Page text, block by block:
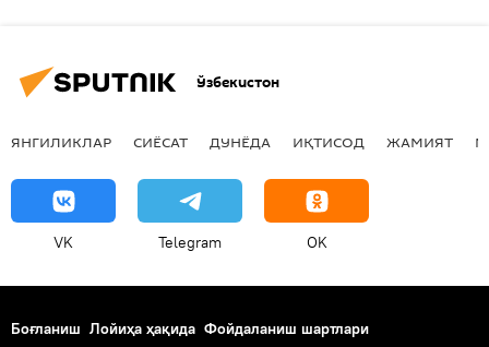
Ўзбекистон
ЯНГИЛИКЛАР СИЁСАТ ДУНЁДА ИҚТИСОД ЖАМИЯТ
VK Telegram OK
Боғланиш Лойиҳа ҳақида Фойдаланиш шартлари